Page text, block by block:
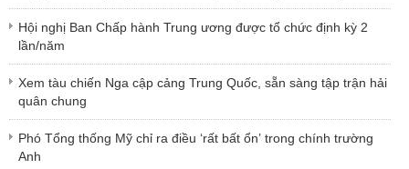
Hội nghị Ban Chấp hành Trung ương được tổ chức định kỳ 2
lần/năm
Xem tàu chiến Nga cập cảng Trung Quốc, sẵn sàng tập trận hải
quân chung
Phó Tổng thống Mỹ chỉ ra điều ‘rất bất ổn’ trong chính trường
Anh